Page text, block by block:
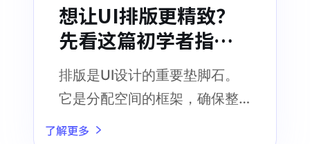
想让UI排版更精致？
先看这篇初学者指
南！
排版是UI设计的重要垫脚石。
它是分配空间的框架，确保整
个产品的功能和可用性
了解更多